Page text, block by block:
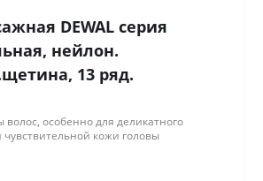
DEWAL серия
нейлон.
13 ряд.
волос, особенно для деликатного
чувствительной кожи головы